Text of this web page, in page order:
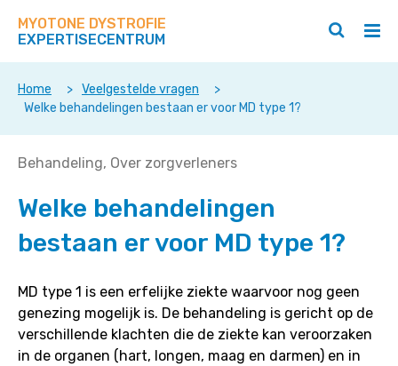
direct
op
deze
MYOTONE DYSTROFIE
EXPERTISECENTRUM
/
Zoeken
/
Home > Veelgestelde vragen
>
Welke behandelingen bestaan er voor MD type 1?
Welke
bestaan
voor
type
1?
Behandeling Over zorgverleners
Welke behandelingen
bestaan er voor MD type 1?
MD type 1 is een erfelijke ziekte waarvoor nog geen
genezing mogelijk is. De behandeling is gericht op de
verschillende klachten die de ziekte kan veroorzaken
in de organen (hart, longen, maag en darmen) en in